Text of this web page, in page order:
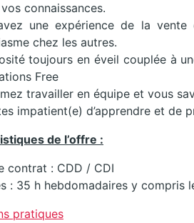
connaissances.
une expérience de la
chez les autres.
toujours en éveil couplée à
Free
travailler en équipe et vous
impatient(e) d’apprendre et de
de l’offre :
contrat : CDD / CDI
: 35 h hebdomadaires y compris
pratiques